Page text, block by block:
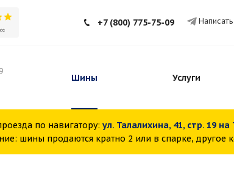
+7 (800) 775-75-09
Шины Услуги
по навигатору: ул. Талалихина, 41, стр. 19
шины продаются кратно 2 или в спарке, другое